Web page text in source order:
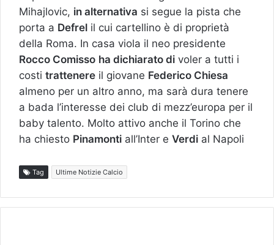
Mihajlovic, in alternativa si segue la pista che
porta a Defrel il cui cartellino è di proprietà
della Roma. In casa viola il neo presidente
Rocco Comisso ha dichiarato di voler a tutti i
costi trattenere il giovane Federico Chiesa
almeno per un altro anno, ma sarà dura tenere
a bada l’interesse dei club di mezz’europa per il
baby talento. Molto attivo anche il Torino che
ha chiesto Pinamonti all’Inter e Verdi al Napoli
Tag Ultime Notizie Calcio